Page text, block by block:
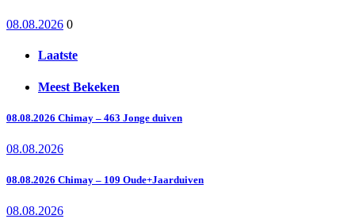
08.08.2026 0
Laatste
Meest Bekeken
08.08.2026 Chimay – 463 Jonge duiven
08.08.2026
08.08.2026 Chimay – 109 Oude+Jaarduiven
08.08.2026